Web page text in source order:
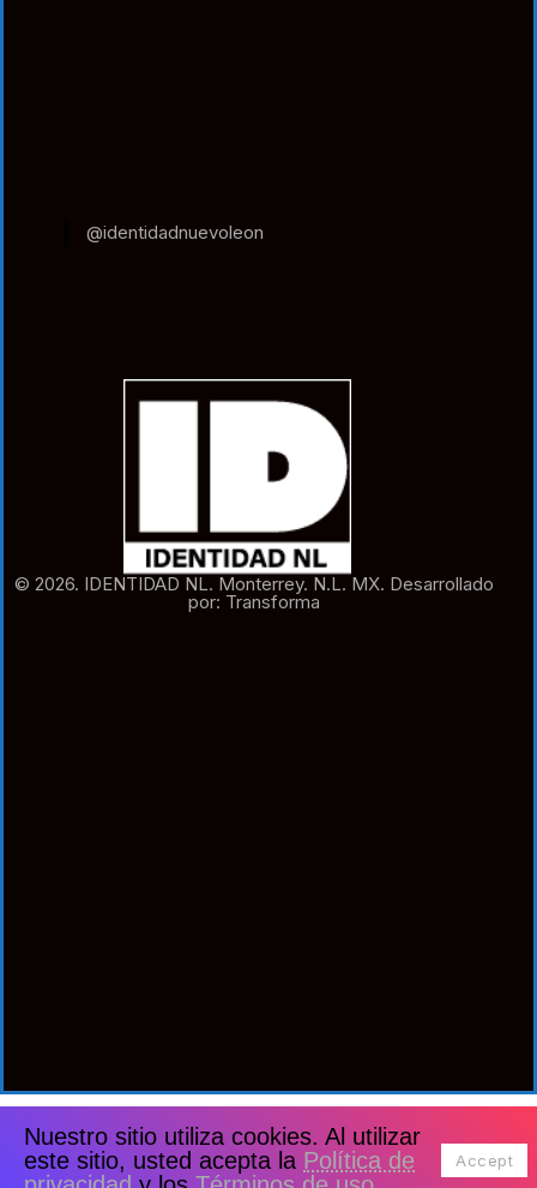
@identidadnuevoleon
© 2026. IDENTIDAD NL. Monterrey. N.L. MX. Desarrollado
por: Transforma
Nuestro sitio utiliza cookies. Al utilizar
este sitio, usted acepta la Política de
Accept